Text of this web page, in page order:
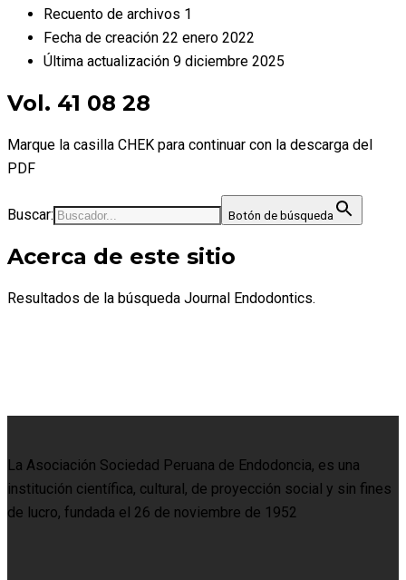
Recuento de archivos 1
Fecha de creación 22 enero 2022
Última actualización 9 diciembre 2025
Vol. 41 08 28
Marque la casilla CHEK para continuar con la descarga del
PDF
Buscar: Botón de búsqueda
Acerca de este sitio
Resultados de la búsqueda Journal Endodontics.
La Asociación Sociedad Peruana de Endodoncia, es una
institución científica, cultural, de proyección social y sin fines
de lucro, fundada el 26 de noviembre de 1952